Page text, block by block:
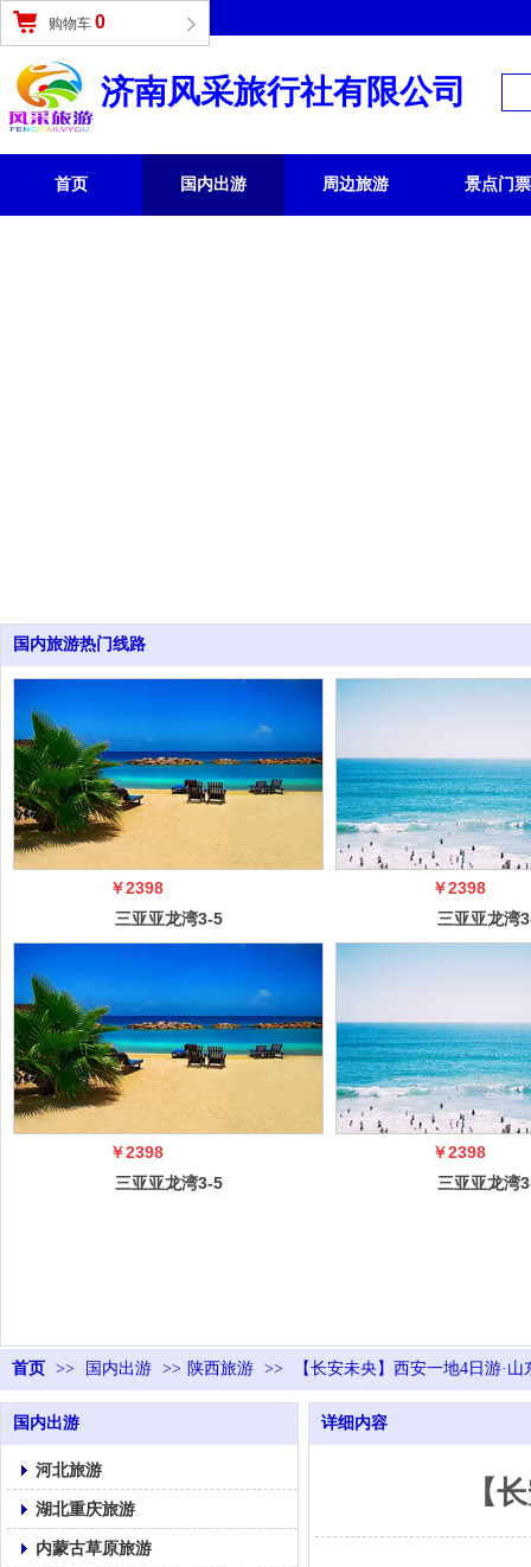
济南风采旅行社有限公司
购物车 0
登录 | 免费注册
首页 国内出游 周边旅游 景点门票
国内旅游热门线路
￥2398
三亚亚龙湾3-5
日自由行（5
￥2398
三亚亚龙湾
日自由行（
￥2398
三亚亚龙湾3-5
￥2398
三亚亚龙湾
首页 >> 国内出游 >> 陕西旅游 >> 【长安未央】西安一地4日游·山
国内出游
河北旅游
湖北重庆旅游
内蒙古草原旅游
详细内容
【